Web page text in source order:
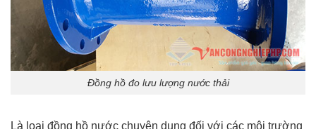
Đồng hồ đo lưu lượng nước thải
Là loại đồng hồ nước chuyên dụng đối với các môi trường